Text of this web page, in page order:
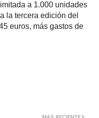
a 1.000 unidades
la tercera edición del
euros, más gastos de